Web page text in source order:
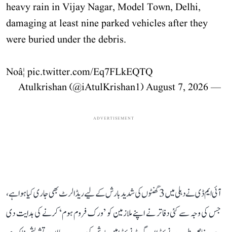
heavy rain in Vijay Nagar, Model Town, Delhi,
damaging at least nine parked vehicles after they
were buried under the debris.
Noâ¦ pic.twitter.com/Eq7FLkEQTQ
— Atulkrishan (@iAtulKrishan1)
August 7, 2026
ADVERTISEMENT
آئی ایم ڈی نے دہلی میں 3 گھنٹوں کی شدید بارش کے لیے ریڈ الرٹ بھی جاری کیا ہوا ہے،
جس کی وجہ سے کئی دفاتر نے اپنے ملازمین کو ’ورک فروم ہوم‘ کرنے کی ہدایت دی